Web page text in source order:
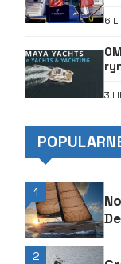
6
3
1
2